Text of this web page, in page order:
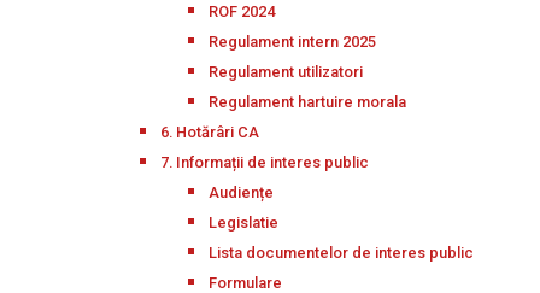
ROF 2024
Regulament intern 2025
Regulament utilizatori
Regulament hartuire morala
6. Hotărâri CA
7. Informații de interes public
Audiențe
Legislatie
Lista documentelor de interes public
Formulare